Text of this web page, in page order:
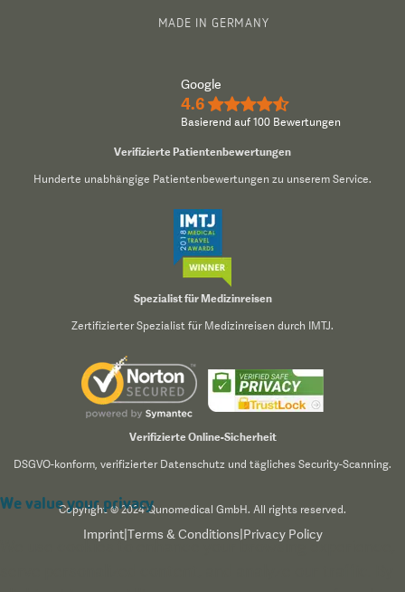
MADE IN GERMANY
Google
4.6 ★★★★½
Basierend auf 100 Bewertungen
Verifizierte Patientenbewertungen
Hunderte unabhängige Patientenbewertungen zu unserem Service.
Spezialist für Medizinreisen
Zertifizierter Spezialist für Medizinreisen durch IMTJ.
Verifizierte Online-Sicherheit
DSGVO-konform, verifizierter Datenschutz und tägliches Security-Scanning.
Copyright © 2024 Qunomedical GmbH. All rights reserved.
Imprint| Terms & Conditions Privacy Policy
We value your privacy
We use cookies to enhance your browsing experience,